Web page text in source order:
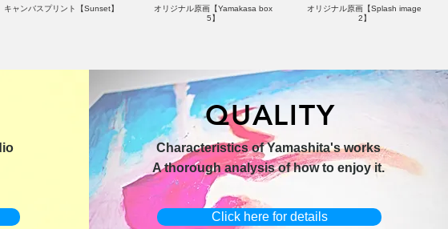
キャンバスプリント【Sunset】
オリジナル原画【Yamakasa box
5】
オリジナル原画【Splash image
2】
限定50部：版画【Renjishi 3】
キャンバスプリント【Horizon
2026-1】
QUALITY
Characteristics of Yamashita's works
A thorough analysis of how to enjoy it.
Click here for details